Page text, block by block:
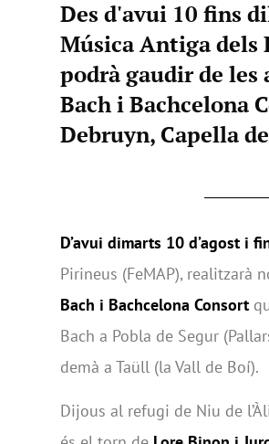
Des d'avui 10 fins
Música Antiga dels
podrà gaudir de les
Bach i Bachcelona
Debruyn, Capella
D’avui dimarts 10 d’agost i
Pirineus (FeMAP), realitzarà
Bach i Bachcelona Consort
Bach a Pobla de Segur
demà a Taüll (la Vall de Boí).
Dijous al refugi de Niu de